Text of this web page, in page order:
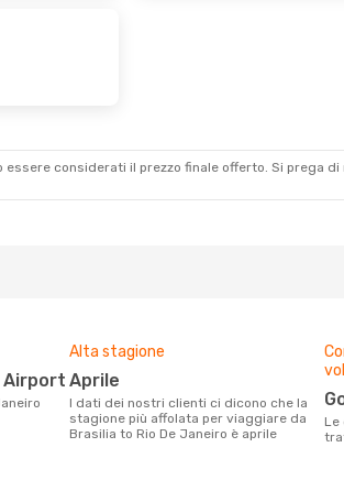
considerati il ​​prezzo finale offerto. Si prega
Airport
Alta stagione
aprile
I dati dei nostri clienti ci dicono che la
stagione più affolata per viaggiare da
Brasilia to Rio De Janeiro è aprile
Le compagnie aeree con voli per la